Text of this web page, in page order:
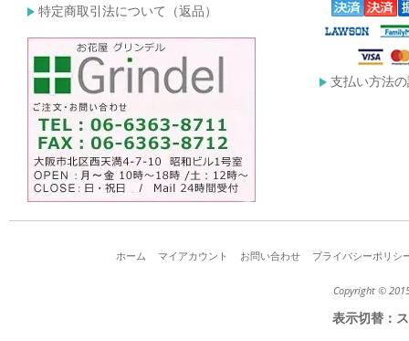
特定商取引法について（返品）
支払い方法
ホーム マイアカウント お問い合わせ プライバシーポリシ
Copyright ©
表示切替：